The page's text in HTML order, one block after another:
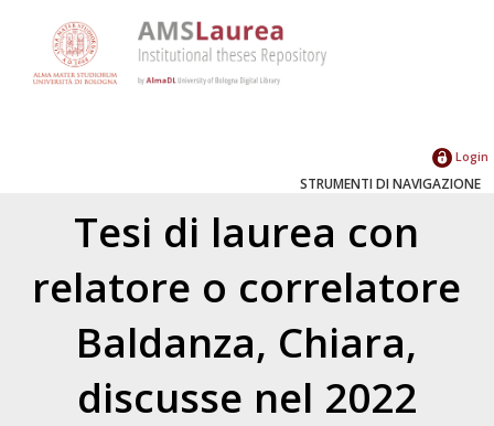
Login
STRUMENTI DI NAVIGAZIONE
Tesi di laurea con
relatore o correlatore
Baldanza, Chiara,
discusse nel 2022